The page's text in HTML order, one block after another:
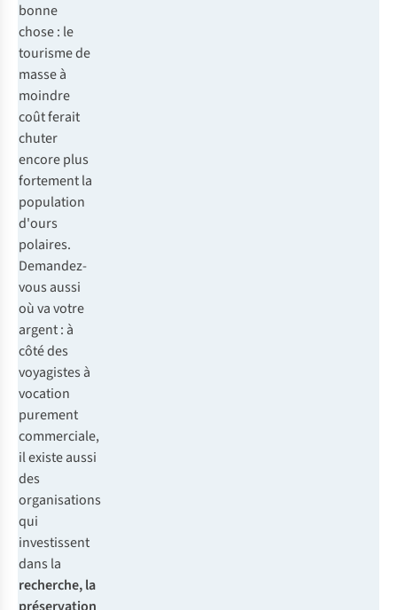
bonne
chose : le
tourisme de
masse à
moindre
coût ferait
chuter
encore plus
fortement la
population
d'ours
polaires.
Demandez-
vous aussi
où va votre
argent : à
côté des
voyagistes à
vocation
purement
commerciale,
il existe aussi
des
organisations
qui
investissent
dans la
recherche, la